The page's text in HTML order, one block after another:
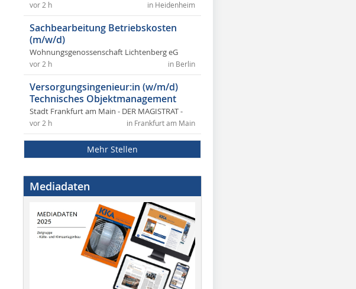
in Heidenheim
vor 2 h
Sachbearbeitung Betriebskosten
(m/w/d)
Wohnungsgenossenschaft Lichtenberg eG
in Berlin
vor 2 h
Versorgungsingenieur:in (w/m/d)
Technisches Objektmanagement
Stadt Frankfurt am Main - DER MAGISTRAT -
in Frankfurt am Main
vor 2 h
Mehr Stellen
Mediadaten